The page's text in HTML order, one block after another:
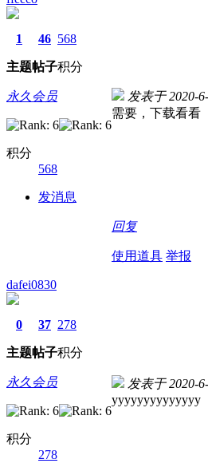
1
主题
46
帖子
568
积分
永久会员
积分
568
发消息
发表于 2020-
需要，下载看看
回复
使用道具 举报
dafei0830
0
主题
37
帖子
278
积分
永久会员
积分
278
发表于 2020-
yyyyyyyyyyyyyy